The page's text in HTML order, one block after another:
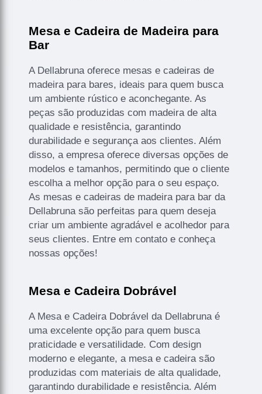
Mesa e Cadeira de Madeira para
Bar
A Dellabruna oferece mesas e cadeiras de
madeira para bares, ideais para quem busca
um ambiente rústico e aconchegante. As
peças são produzidas com madeira de alta
qualidade e resistência, garantindo
durabilidade e segurança aos clientes. Além
disso, a empresa oferece diversas opções de
modelos e tamanhos, permitindo que o cliente
escolha a melhor opção para o seu espaço.
As mesas e cadeiras de madeira para bar da
Dellabruna são perfeitas para quem deseja
criar um ambiente agradável e acolhedor para
seus clientes. Entre em contato e conheça
nossas opções!
Mesa e Cadeira Dobrável
A Mesa e Cadeira Dobrável da Dellabruna é
uma excelente opção para quem busca
praticidade e versatilidade. Com design
moderno e elegante, a mesa e cadeira são
produzidas com materiais de alta qualidade,
garantindo durabilidade e resistência. Além